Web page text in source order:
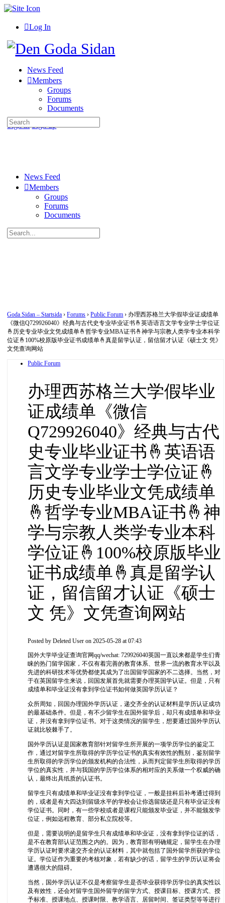
Toggle
Panel
Log In
Toggle
Side
News Feed
Members
Groups
Forums
Documents
More
Sign in Sign up
Search
for:
News Feed
Members
Groups
Forums
Documents
Search
for:
Goda Sidan – Startsida › Forums › Public Forum › 办理西苏格兰大学假毕业证成绩单
《微信Q729926040》经典与古代史专业毕业证书🤞英语语言文学专业学士学位证
🤞历史专业毕业文凭成绩单🤞哲学专业MBA证书🤞神学与宗教人类学专业本科学
位证🤞100%校原版毕业证书成绩单🤞真是留学认证，留信留才认证《硕士文 凭》
文凭查询网站
Public Forum
办理西苏格兰大学假毕业
证成绩单《微信
Q729926040》经典与古代
史专业毕业证书🤞英语语
言文学专业学士学位证🤞
历史专业毕业文凭成绩单
🤞哲学专业MBA证书🤞神
学与宗教人类学专业本科
学位证🤞100%校原版毕业
证书成绩单🤞真是留学认
证，留信留才认证《硕士
文 凭》文凭查询网站
Posted byDeleted User on 2025-05-28 at 07:43
国外大学毕业证查询官网qq/wechat: 729926040英国一直以来都是学生们青
睐的热门留学国家，不仅有着完善的教育体系、世界一流的教育水平以及
先进的科研技术等优势都使其成为了出国留学国家的不二选择。当然，对
于在英国留学生来说，回国发展首先就需要办理英国学认证。但是，只有
成绩单和毕业证没有拿到学位证书如何做英国学历认证？
众所周知，回国办理国外学历认证，递交齐全的认证材料是学历认证成功
的最基础条件。但是，有不少留学生在国外留学后，却只有成绩单和毕业
证，并没有拿到学位证书。对于这类情况的留学生，想要通过国外学历认
证就比较棘手了。
国外学历认证是国家教育部针对留学生所开展的一项学历学位的鉴定工
作，通过对留学生所取得的学历学位证书的真实有效性的甄别，鉴别留学
生所取得的学历学位的颁发机构的合法性，从而判定留学生所取得的学历
学位的真实性，并与我国的学历学位体系的相对应的关系做一个权威的确
认，最终出具纸质的认证书。
留学生只有成绩单和毕业证没有拿到学位证，一般是挂科后补考通过得到
的，或者是有大四达到留级水平的学校会让你选留级还是只有毕业证没有
学位证书。同时，有一些学校或者是课程只能颁发毕业证，并不能颁发学
位证，例如远程教育、部分私立院校等。
但是，需要说明的是留学生只有成绩单和毕业证，没有拿到学位证的话，
是不在教育部认证范围之内的。因为，教育部有明确规定，留学生在办理
学历认证时要求递交齐全的认证材料，其中就包括了国外留学所获的学位
证。学位证作为重要的考核对象，若有缺少的话，留学生的学历认证将会
遭遇很大的阻碍。
当然，国外学历认证不仅是考察留学生是否毕业获得学历学位的真实性以
及有效性，还会对留学生国外留学的留学方式、授课目标、授课方式、授
予标准、授课地点、授课时限、教学语言、居留时间、签证类型等等进行